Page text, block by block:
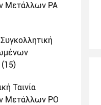
Μετάλλων PA
(15)
Ταινία
Μετάλλων PO